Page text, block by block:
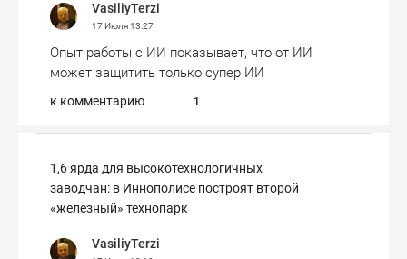
VasiliyTerzi
17 Июля13:27
Опыт работы с ИИ показывает, что от ИИ
может защитить только супер ИИ
к комментарию 1
1,6 ярда для высокотехнологичных
заводчан: в Иннополисе построят второй
«железный» технопарк
VasiliyTerzi